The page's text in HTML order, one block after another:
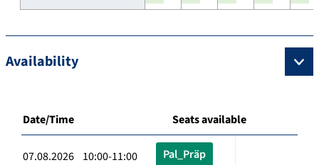
Availability
Date/Time Seats available
07.08.2026 10:00-11:00 Pal_Präp